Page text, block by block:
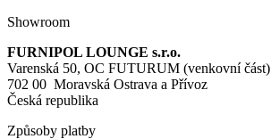
Showroom
FURNIPOL LOUNGE s.r.o.
Varenská 50, OC FUTURUM (venkovní část)
702 00 Moravská Ostrava a Přívoz
Česká republika
Způsoby platby